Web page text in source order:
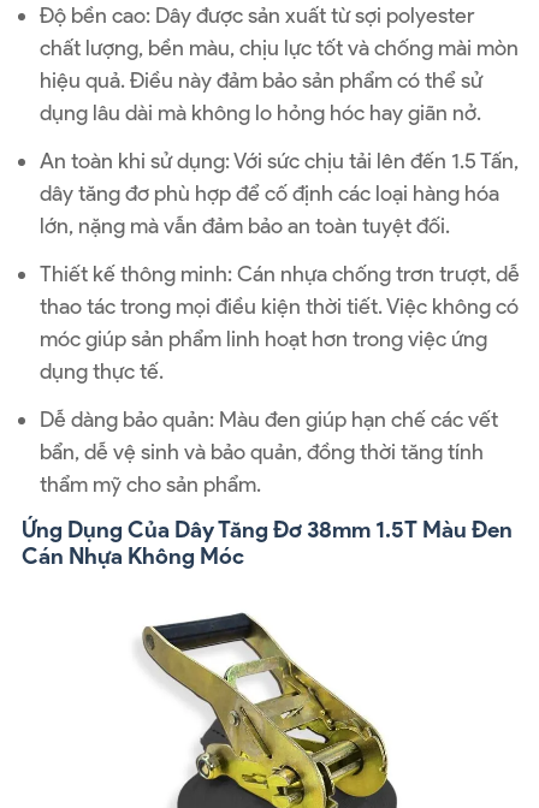
Độ bền cao: Dây được sản xuất từ sợi polyester
chất lượng, bền màu, chịu lực tốt và chống mài mòn
hiệu quả. Điều này đảm bảo sản phẩm có thể sử
dụng lâu dài mà không lo hỏng hóc hay giãn nở.
An toàn khi sử dụng: Với sức chịu tải lên đến 1.5 Tấn,
dây tăng đơ phù hợp để cố định các loại hàng hóa
lớn, nặng mà vẫn đảm bảo an toàn tuyệt đối.
Thiết kế thông minh: Cán nhựa chống trơn trượt, dễ
thao tác trong mọi điều kiện thời tiết. Việc không có
móc giúp sản phẩm linh hoạt hơn trong việc ứng
dụng thực tế.
Dễ dàng bảo quản: Màu đen giúp hạn chế các vết
bẩn, dễ vệ sinh và bảo quản, đồng thời tăng tính
thẩm mỹ cho sản phẩm.
Ứng Dụng Của Dây Tăng Đơ 38mm 1.5T Màu Đen
Cán Nhựa Không Móc